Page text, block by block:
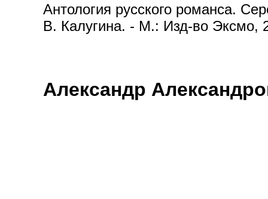
Антология русского романса.
В. Калугина. - М.: Изд-во Эксмо,
Александр